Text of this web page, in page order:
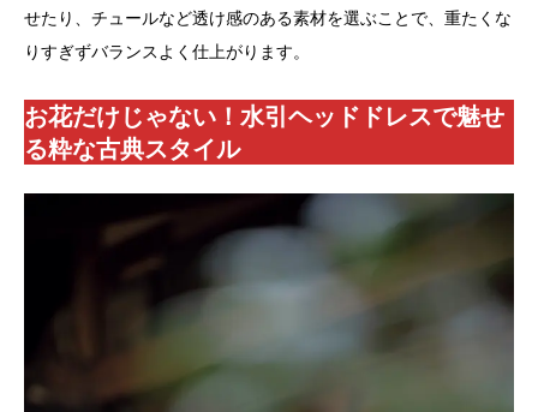
せたり、チュールなど透け感のある素材を選ぶことで、重たくな
りすぎずバランスよく仕上がります。
お花だけじゃない！水引ヘッドドレスで魅せ
る粋な古典スタイル